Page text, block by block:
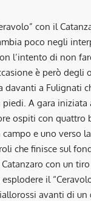
con il
poco negli
l’intento di non
è però degli
davanti a Fulignati
A gara
ospiti con quattro
e uno verso
che finisce sul
con un
il
avanti di un